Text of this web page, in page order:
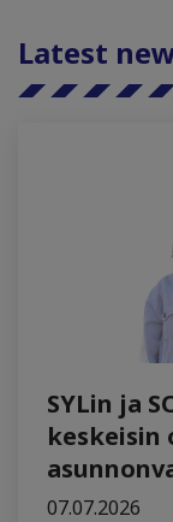
Latest
SYLin ja
keskeisin
07.07.2026